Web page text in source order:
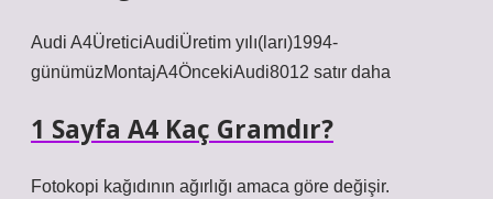
Audi A4ÜreticiAudiÜretim yılı(ları)1994-
günümüzMontajA4ÖncekiAudi8012 satır daha
1 Sayfa A4 Kaç Gramdır?
Fotokopi kağıdının ağırlığı amaca göre değişir.